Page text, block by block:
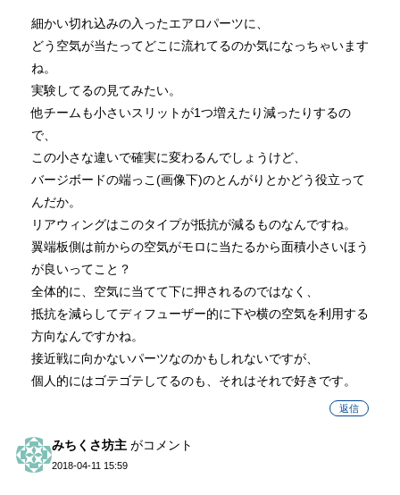
細かい切れ込みの入ったエアロパーツに、
どう空気が当たってどこに流れてるのか気になっちゃいます
ね。
実験してるの見てみたい。
他チームも小さいスリットが1つ増えたり減ったりするの
で、
この小さな違いで確実に変わるんでしょうけど、
バージボードの端っこ(画像下)のとんがりとかどう役立って
んだか。
リアウィングはこのタイプが抵抗が減るものなんですね。
翼端板側は前からの空気がモロに当たるから面積小さいほう
が良いってこと？
全体的に、空気に当てて下に押されるのではなく、
抵抗を減らしてディフューザー的に下や横の空気を利用する
方向なんですかね。
接近戦に向かないパーツなのかもしれないですが、
個人的にはゴテゴテしてるのも、それはそれで好きです。
返信
みちくさ坊主 がコメント
2018-04-11 15:59